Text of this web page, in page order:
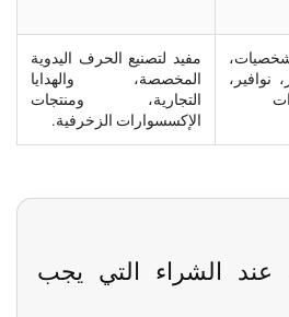
نوافير،
مفيد لتصنيع الحرف اليدوية
المخصصة، والهدايا
التجارية، ومنتجات
الإكسسوارات الزخرفية.
عند الشراء التي يجب